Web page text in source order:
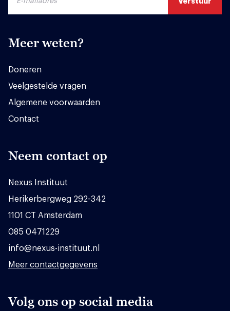
Meer weten?
Doneren
Veelgestelde vragen
Algemene voorwaarden
Contact
Neem contact op
Nexus Instituut
Herikerbergweg 292-342
1101 CT Amsterdam
085 0471229
info@nexus-instituut.nl
Meer contactgegevens
Volg ons op social media